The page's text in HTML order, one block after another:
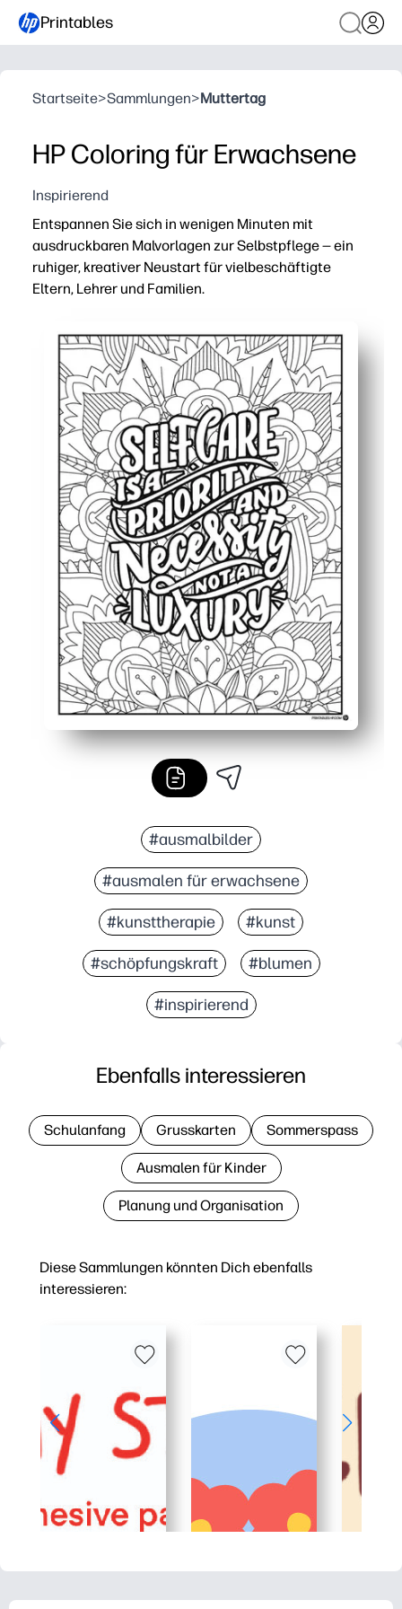
Printables
Startseite>Sammlungen>Muttertag
HP Coloring für Erwachsene
Inspirierend
Entspannen Sie sich in wenigen Minuten mit
ausdruckbaren Malvorlagen zur Selbstpflege — ein
ruhiger, kreativer Neustart für vielbeschäftigte
Eltern, Lehrer und Familien.
Praktisches Drucken und Mitnehmen — keine
Achtsamer Fokus — komplizierte Designs
Flexibel für jede Umgebung — kann zu Hause nach
Wiederverwendbar und übersichtlich — drucken Sie
#ausmalbilder
#ausmalen für erwachsene
#kunsttherapie #kunst
#schöpfungskraft #blumen
#inspirierend
Diese Sammlungen könnten Dich ebenfalls
interessieren:
Ebenfalls interessieren
Schulanfang Grusskarten Sommerspass
Ausmalen für Kinder
Planung und Organisation